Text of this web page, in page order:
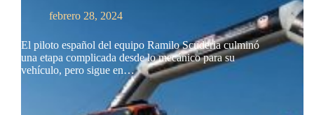
febrero 28, 2024
El piloto español del equipo Ramilo Scuderia culminó
una etapa complicada desde lo mecánico para su
vehículo, pero sigue en…